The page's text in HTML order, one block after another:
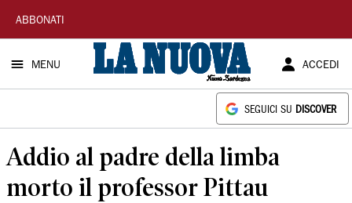
La
Nuova
Sardegna
ABBONATI
MENU ACCEDI
SEGUICI SU DISCOVER
Addio al padre della limba
morto il professor Pittau